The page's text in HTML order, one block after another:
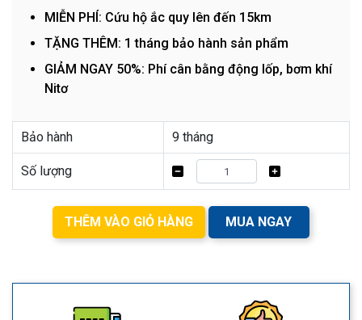
MIỄN PHÍ: Cứu hộ ắc quy lên đến 15km
TẶNG THÊM: 1 tháng bảo hành sản phẩm
GIẢM NGAY 50%: Phí cân bằng động lốp, bơm khí
Nitơ
Bảo hành 9 tháng
Số lượng
THÊM VÀO GIỎ HÀNG MUA NGAY